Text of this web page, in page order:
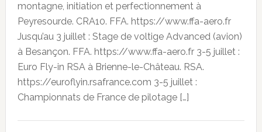
montagne, initiation et perfectionnement à
Peyresourde. CRA10. FFA. https://www.ffa-aero.fr
Jusqu’au 3 juillet : Stage de voltige Advanced (avion)
à Besançon. FFA. https://www.ffa-aero.fr 3-5 juillet :
Euro Fly-in RSA à Brienne-le-Château. RSA.
https://euroflyin.rsafrance.com 3-5 juillet :
Championnats de France de pilotage […]